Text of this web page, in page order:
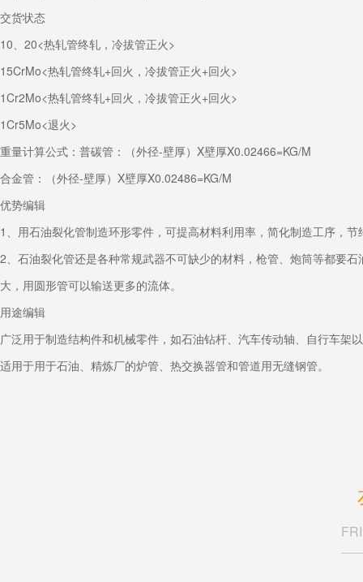
交货状态
10、20<热轧管终轧，冷拔管正火>
15CrMo<热轧管终轧+回火，冷拔管正火+回火>
1Cr2Mo<热轧管终轧+回火，冷拔管正火+回火>
1Cr5Mo<退火>
重量计算公式：普碳管：（外径-壁厚）X壁厚X0.02466=KG/M
合金管：（外径-壁厚）X壁厚X0.02486=KG/M
优势编辑
1、用石油裂化管制造环形零件，可提高材料利用率，简化制造工序，
2、石油裂化管还是各种常规武器不可缺少的材料，枪管、炮筒等都要
大，用圆形管可以输送更多的流体。
用途编辑
广泛用于制造结构件和机械零件，如石油钻杆、汽车传动轴、自行车架
适用于用于石油、精炼厂的炉管、热交换器管和管道用无缝钢管。